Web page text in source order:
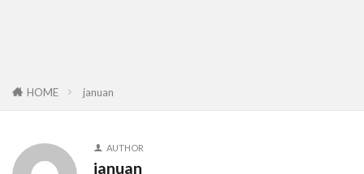
HOME januan
AUTHOR
januan